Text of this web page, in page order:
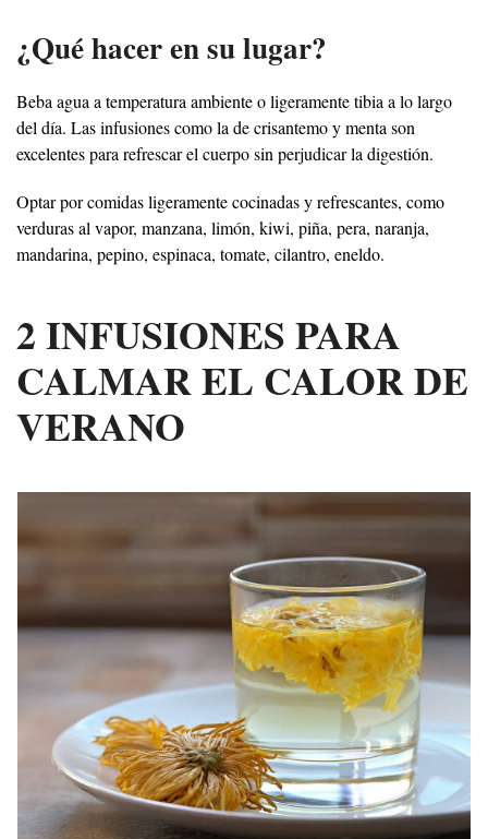
¿Qué hacer en su lugar?
Beba agua a temperatura ambiente o ligeramente tibia a lo largo
del día. Las infusiones como la de crisantemo y menta son
excelentes para refrescar el cuerpo sin perjudicar la digestión.
Optar por comidas ligeramente cocinadas y refrescantes, como
verduras al vapor, manzana, limón, kiwi, piña, pera, naranja,
mandarina, pepino, espinaca, tomate, cilantro, eneldo.
2 INFUSIONES PARA
CALMAR EL CALOR DE
VERANO